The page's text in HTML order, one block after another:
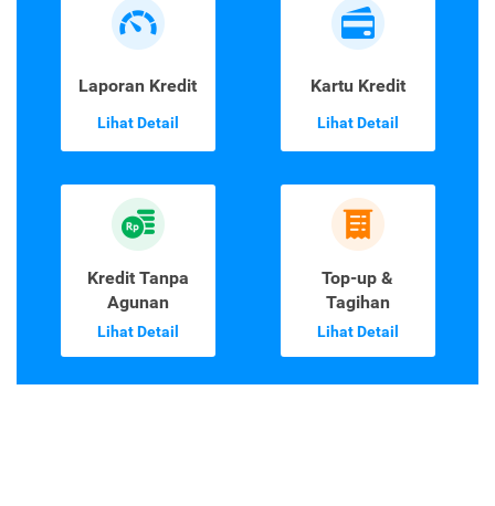
Laporan Kredit
Lihat Detail
Kartu Kredit
Lihat Detail
Kredit Tanpa
Agunan
Lihat Detail
Top-up &
Tagihan
Lihat Detail